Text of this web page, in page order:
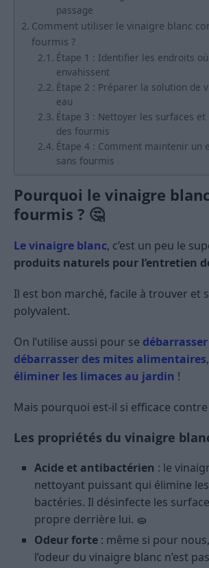
passage
Comment utiliser le vinaigre blanc
fourmis ?
Étape 1 : Identifier les endroits
envahissent
Étape 2 : Préparer la solution de
eau
Étape 3 : Nettoyer les surfaces et
des fourmis
Étape 4 : Comment maintenir un
sans fourmis
Pourquoi le vinaigre
fourmis ? 🤔
Le vinaigre blanc, c’est un peu le
produits naturels pour l’entretien
Il est bon marché, facile à trouver et
polyvalent.
On l’utilise aussi pour se
débarrasser des mites alimentaires
éliminer les limaces au jardin !
Mais pourquoi est-il si efficace
Les propriétés du vinaigre
Acide et antibactérien : le
nettoyant puissant qui élimine
bactéries. Il désinfecte les
propre derrière lui. 🧽
Odeur forte : même si pour
l’odeur du vinaigre blanc n’est